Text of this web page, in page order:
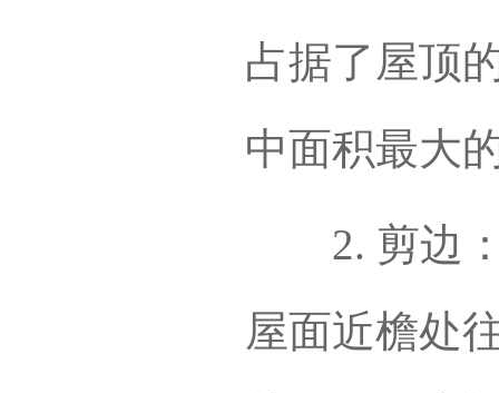
占据了屋顶
中面积最大
2. 剪边：
屋面近檐处